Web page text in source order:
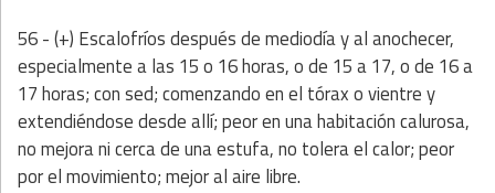
56 - (+) Escalofríos después de mediodía y al anochecer,
especialmente a las 15 o 16 horas, o de 15 a 17, o de 16 a
17 horas; con sed; comenzando en el tórax o vientre y
extendiéndose desde allí; peor en una habitación calurosa,
no mejora ni cerca de una estufa, no tolera el calor; peor
por el movimiento; mejor al aire libre.